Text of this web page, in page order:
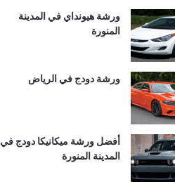
ورشة هيونداي في المدينة
المنورة
ورشة دودج في الرياض
أفضل ورشة ميكانيكا دودج في
المدينة المنورة